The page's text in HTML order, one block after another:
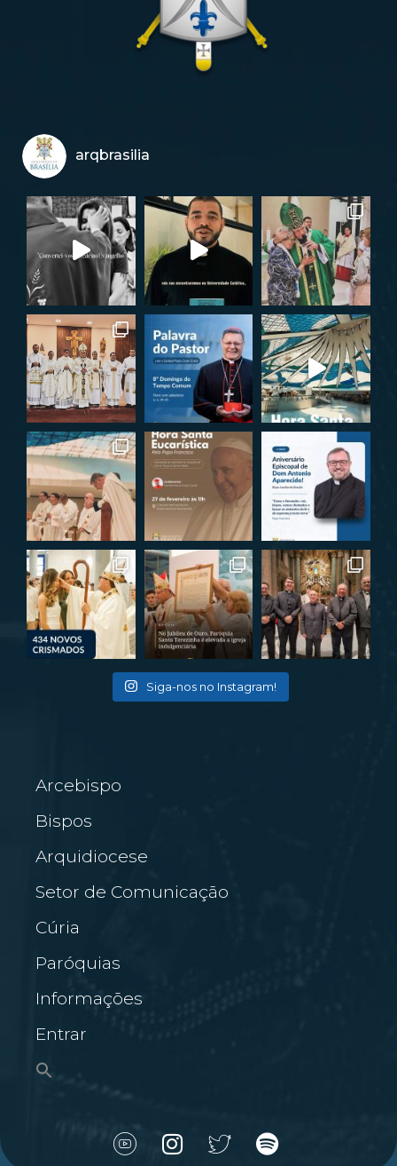
arqbrasilia
Siga-nos no Instagram!
Arcebispo
Bispos
Arquidiocese
Setor de Comunicação
Cúria
Paróquias
Informações
Entrar